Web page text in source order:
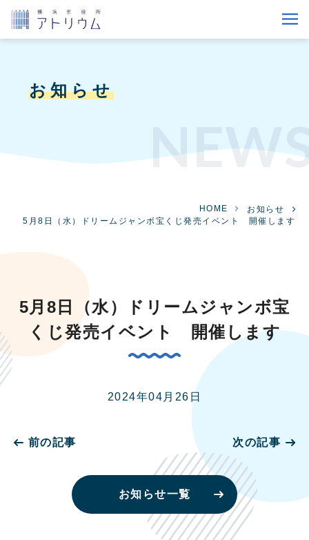
お知らせ
HOME
お知らせ
5月8日（水）ドリームジャンボ宝くじ発売イベント 開催します
5月8日（水）ドリームジャンボ宝
くじ発売イベント 開催します
2024年04月26日
前の記事 次の記事
お知らせ一覧